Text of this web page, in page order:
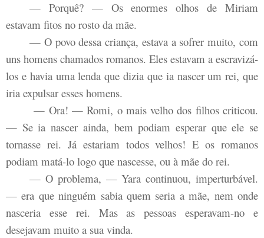
— Porquê? — Os enormes olhos de Miriam
estavam fitos no rosto da mãe.
— O povo dessa criança, estava a sofrer muito, com
uns homens chamados romanos. Eles estavam a escravizá-
los e havia uma lenda que dizia que ia nascer um rei, que
iria expulsar esses homens.
— Ora! — Romi, o mais velho dos filhos criticou.
— Se ia nascer ainda, bem podiam esperar que ele se
tornasse rei. Já estariam todos velhos! E os romanos
podiam matá-lo logo que nascesse, ou à mãe do rei.
— O problema, — Yara continuou, imperturbável.
— era que ninguém sabia quem seria a mãe, nem onde
nasceria esse rei. Mas as pessoas esperavam-no e
desejavam muito a sua vinda.